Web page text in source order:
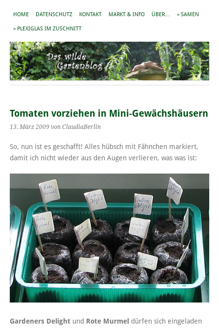
HOME DATENSCHUTZ KONTAKT MARKT & INFO ÜBER… » SAMEN
» PLEXIGLAS IM ZUSCHNITT
Tomaten vorziehen in Mini-Gewächshäusern
13. März 2009 von ClaudiaBerlin
So, nun ist es geschafft! Alles hübsch mit Fähnchen markiert,
damit ich nicht wieder aus den Augen verlieren, was was ist:
Gardeners Delight und Rote Murmel dürfen sich eingeladen